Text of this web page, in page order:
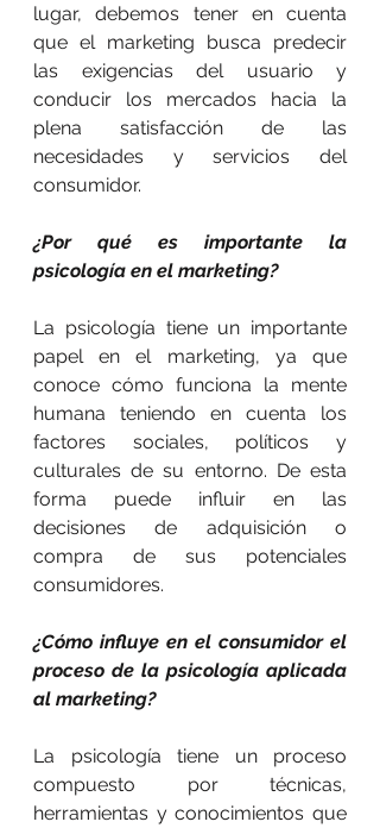
lugar, debemos tener en cuenta
que el marketing busca predecir
las exigencias del usuario y
conducir los mercados hacia la
plena satisfacción de las
necesidades y servicios del
consumidor.
¿Por qué es importante la
psicología en el marketing?
La psicología tiene un importante
papel en el marketing, ya que
conoce cómo funciona la mente
humana teniendo en cuenta los
factores sociales, políticos y
culturales de su entorno. De esta
forma puede influir en las
decisiones de adquisición o
compra de sus potenciales
consumidores.
¿Cómo influye en el consumidor el
proceso de la psicología aplicada
al marketing?
La psicología tiene un proceso
compuesto por técnicas,
herramientas y conocimientos que